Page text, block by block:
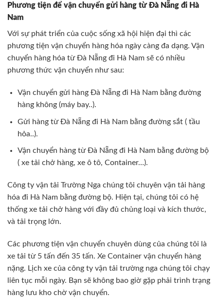
Phương tiện để vận chuyển gửi hàng từ Đà Nẵng đi Hà
Nam
Với sự phát triển của cuộc sống xã hội hiện đại thì các
phương tiện vận chuyển hàng hóa ngày càng đa dạng. Vận
chuyển hàng hóa từ Đà Nẵng đi Hà Nam sẽ có nhiều
phương thức vận chuyển như sau:
Vận chuyển gửi hàng Đà Nẵng đi Hà Nam bằng đường
hàng không (máy bay..).
Gửi hàng từ Đà Nẵng đi Hà Nam bằng đường sắt ( tầu
hỏa..).
Vận chuyển hàng từ Đà Nẵng đi Hà Nam bằng đường bộ
( xe tải chở hàng, xe ô tô, Container…).
Công ty vận tải Trường Nga chúng tôi chuyên vận tải hàng
hóa đi Hà Nam bằng đường bộ. Hiện tại, chúng tôi có hệ
thống xe tải chở hàng với đầy đủ chủng loại và kích thước,
và tải trọng lớn.
Các phương tiện vận chuyển chuyên dùng của chúng tôi là
xe tải từ 5 tấn đến 35 tấn. Xe Container vận chuyển hàng
nặng. Lịch xe của công ty vận tải trường nga chúng tôi chạy
liên tục mỗi ngày. Bạn sẽ không bao giờ gặp phải trình trạng
hàng lưu kho chờ vận chuyển.